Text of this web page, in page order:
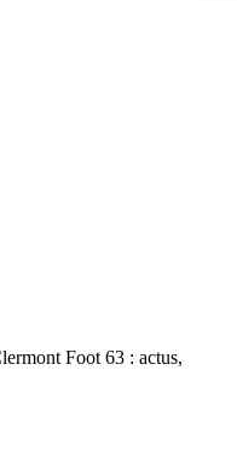
Foot 63 : actus,